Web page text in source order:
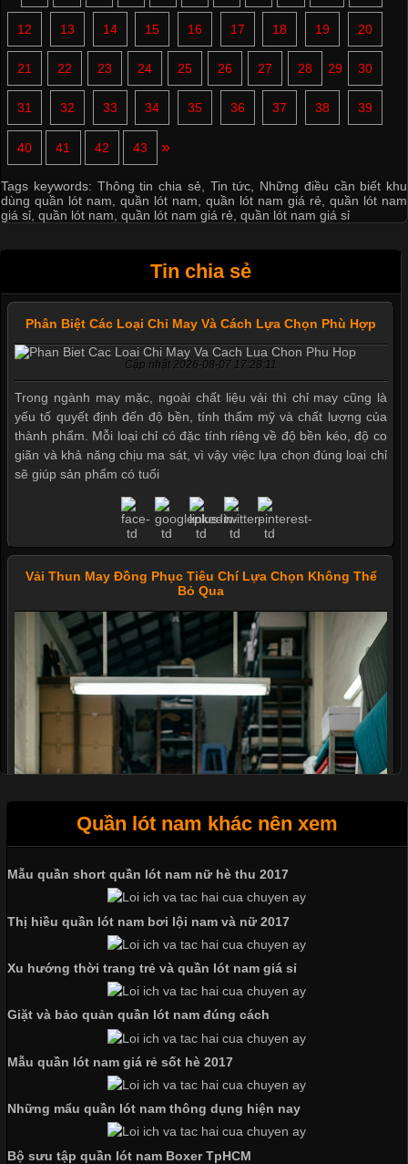
12 13 14 15 16 17 18 19 20
21 22 23 24 25 26 27 28 29 30
31 32 33 34 35 36 37 38 39
40 41 42 43 »
Tags keywords: Thông tin chia sẻ Tin tức
Những điều cần biết khu
dùng quần lót nam
quần lót nam quần lót nam giá rẻ
quần lót nam
giá sỉ quần lót nam quần lót nam giá rẻ quần lót nam giá sỉ
Tin chia sẻ
Phân Biệt Các Loại Chỉ May Và Cách Lựa Chọn Phù Hợp
Cập nhật 2026-08-07 17:28:11
Trong ngành may mặc, ngoài chất liệu vải thì chỉ may cũng là
yếu tố quyết định đến độ bền, tính thẩm mỹ và chất lượng của
thành phẩm. Mỗi loại chỉ có đặc tính riêng về độ bền kéo, độ co
giãn và khả năng chịu ma sát, vì vậy việc lựa chọn đúng loại chỉ
sẽ giúp sản phẩm có tuổi
Vải Thun May Đồng Phục Tiêu Chí Lựa Chọn Không Thể
Bỏ Qua
Quần lót nam khác nên xem
Mẫu quần short quần lót nam nữ hè thu 2017
Thị hiều quần lót nam bơi lội nam và nữ 2017
Xu hướng thời trang trẻ và quần lót nam giá sỉ
Giặt và bảo quản quần lót nam đúng cách
Mẫu quần lót nam giá rẻ sốt hè 2017
Những mẩu quần lót nam thông dụng hiện nay
Bộ sưu tập quần lót nam Boxer TpHCM